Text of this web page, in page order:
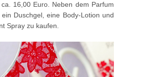
16,00 Euro. Neben dem Parfum
Duschgel, eine Body-Lotion und
Spray zu kaufen.